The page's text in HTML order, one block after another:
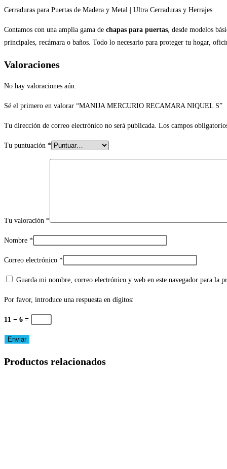
Cerraduras para Puertas de Madera y Metal | Ultra Cerraduras y Herrajes
Contamos con una amplia gama de chapas para puertas, desde modelos
principales, recámara o baños. Todo lo necesario para proteger tu hogar,
Valoraciones
No hay valoraciones aún.
Sé el primero en valorar “MANIJA MERCURIO RECAMARA NIQUEL S”
Tu dirección de correo electrónico no será publicada. Los campos
Tu puntuación *
Tu valoración *
Nombre *
Correo electrónico *
Guarda mi nombre, correo electrónico y web en este navegador para la
Por favor, introduce una respuesta en dígitos:
11 − 6 =
Productos relacionados